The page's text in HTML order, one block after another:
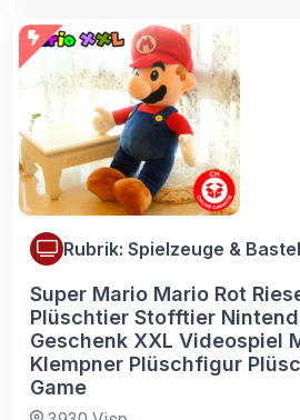
Rubrik: Spielzeuge &
Super Mario Mario Rot
Plüschtier Stofftier
Geschenk XXL Videospiel
Klempner Plüschfigur
Game